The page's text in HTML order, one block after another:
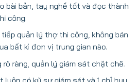
bài bản, tay nghề tốt và đọc thành
công.
quản lý thợ thi công, không bán
bất kì đơn vị trung gian nào.
ràng, quản lý giám sát chặt chẽ.